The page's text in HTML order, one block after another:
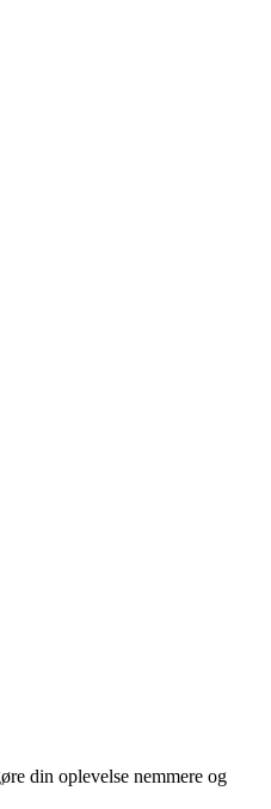
din oplevelse nemmere og